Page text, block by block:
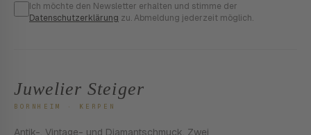
Ich möchte den Newsletter erhalten und stimme der
Datenschutzerklärung zu. Abmeldung jederzeit möglich.
Juwelier Steiger
BORNHEIM · KERPEN
Antik-, Vintage- und Diamantschmuck. Zwei